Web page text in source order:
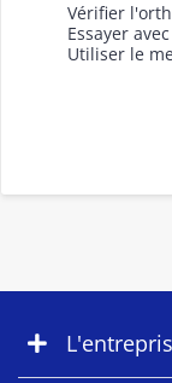
Vérifier
Essayer
Utiliser le